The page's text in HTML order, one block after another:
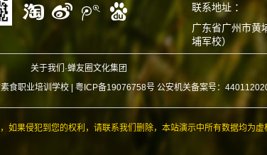
联系地址 ：
广东省广州市黄
埔军校）
关于我们·蝉友圈文化集团
食职业培训学校 | 粤ICP备19076758号 公安机关备案号：
果侵犯到您的权利，请联系我们删除，本站演示中所有数据均为虚